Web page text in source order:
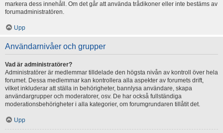
markera dess innehåll. Om det går att använda trådikoner eller inte bestäms av
forumadministratören.
Upp
Användarnivåer och grupper
Vad är administratörer?
Administratörer är medlemmar tilldelade den högsta nivån av kontroll över hela
forumet. Dessa medlemmar kan kontrollera alla aspekter av forumets drift,
vilket inkluderar att ställa in behörigheter, bannlysa användare, skapa
användargrupper och moderatorer, osv. De har också fullständiga
moderationsbehörigheter i alla kategorier, om forumgrundaren tillåtit det.
Upp